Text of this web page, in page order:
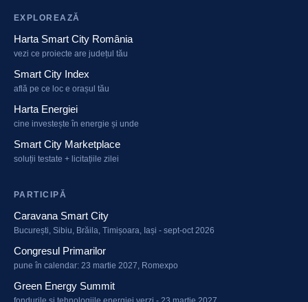
EXPLOREAZĂ
Harta Smart City România
vezi ce proiecte are județul tău
Smart City Index
află pe ce loc e orașul tău
Harta Energiei
cine investește în energie și unde
Smart City Marketplace
soluții testate + licitațiile zilei
PARTICIPĂ
Caravana Smart City
București, Sibiu, Brăila, Timișoara, Iași - sept-oct 2026
Congresul Primarilor
pune în calendar: 23 martie 2027, Romexpo
Green Energy Summit